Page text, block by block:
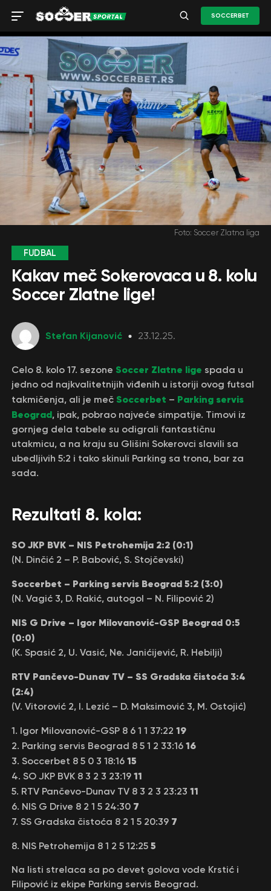
SOCCERBET
Foto: Soccer Zlatna liga
FUDBAL
Kakav meč Sokerovaca u 8. kolu
Soccer Zlatne lige!
Stefan Kijanović 23.12.25.
Celo 8. kolo 17. sezone Soccer Zlatne lige spada u
jedno od najkvalitetnijih viđenih u istoriji ovog futsal
takmičenja, ali je meč Soccerbet – Parking servis
Beograd, ipak, pobrao najveće simpatije. Timovi iz
gornjeg dela tabele su odigrali fantastičnu
utakmicu, a na kraju su Glišini Sokerovci slavili sa
ubedljivih 5:2 i tako skinuli Parking sa trona, bar za
sada.
Rezultati 8. kola:
SO JKP BVK – NIS Petrohemija 2:2 (0:1)
(N. Dinčić 2 – P. Babović, S. Stojčevski)
Soccerbet – Parking servis Beograd 5:2 (3:0)
(N. Vagić 3, D. Rakić, autogol – N. Filipović 2)
NIS G Drive – Igor Milovanović-GSP Beograd 0:5
(0:0)
(K. Spasić 2, U. Vasić, Ne. Janićijević, R. Hebilji)
RTV Pančevo-Dunav TV – SS Gradska čistoća 3:4
(2:4)
(V. Vitorović 2, I. Lezić – D. Maksimović 3, M. Ostojić)
1. Igor Milovanović-GSP 8 6 1 1 37:22 19
2. Parking servis Beograd 8 5 1 2 33:16 16
3. Soccerbet 8 5 0 3 18:16 15
4. SO JKP BVK 8 3 2 3 23:19 11
5. RTV Pančevo-Dunav TV 8 3 2 3 23:23 11
6. NIS G Drive 8 2 1 5 24:30 7
7. SS Gradska čistoća 8 2 1 5 20:39 7
8. NIS Petrohemija 8 1 2 5 12:25 5
Na listi strelaca sa po devet golova vode Krstić i
Filipović iz ekipe Parking servis Beograd.